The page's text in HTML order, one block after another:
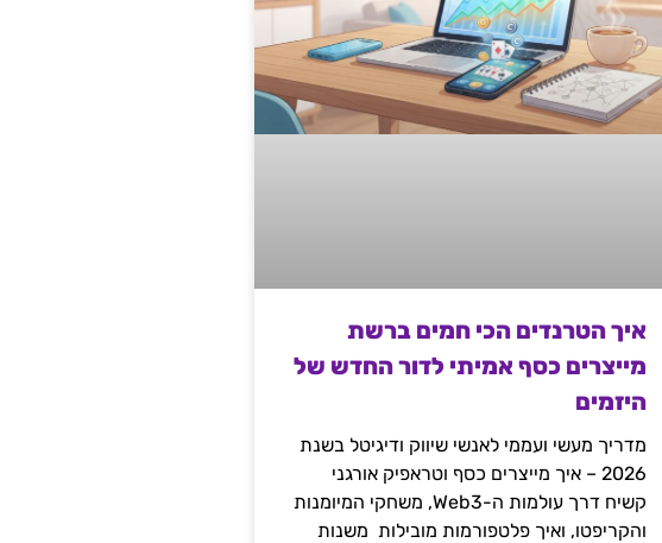
איך הטרנדים הכי חמים ברשת
מייצרים כסף אמיתי לדור החדש של
היזמים
מדריך מעשי ועממי לאנשי שיווק ודיגיטל בשנת
2026 – איך מייצרים כסף וטראפיק אורגני
קשיח דרך עולמות ה-Web3, משחקי המיומנות
והקריפטו, ואיך פלטפורמות מובילות משנות